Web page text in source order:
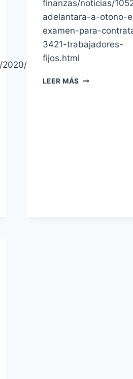
05/27/pdfs/BOE-
finanzas/noticias/
adelantara-a-otono-
examen-para-
3421-trabajadores-
fijos.html
LEER MÁS CORREOS